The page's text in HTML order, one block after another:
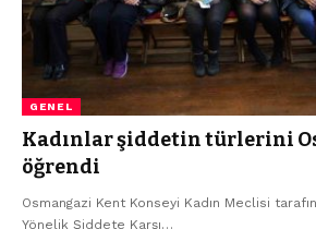
GENEL
Kadınlar şiddetin türlerini
öğrendi
Osmangazi Kent Konseyi Kadın Meclisi
Yönelik Şiddete Karşı…